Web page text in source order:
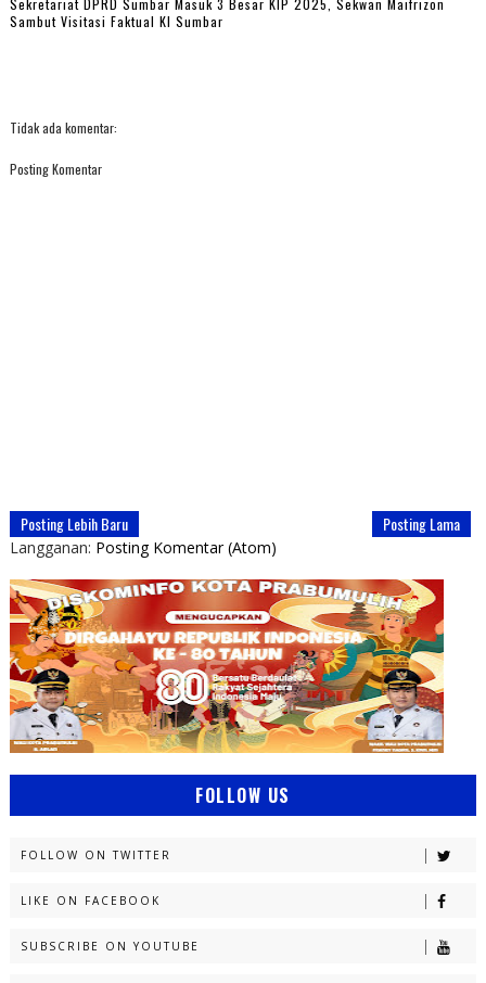
Sambut Visitasi Faktual KI Sumbar
Tidak ada komentar:
Posting Komentar
Posting Lebih Baru Posting Lama
Langganan: Posting Komentar (Atom)
FOLLOW US
FOLLOW ON TWITTER
LIKE ON FACEBOOK
SUBSCRIBE ON YOUTUBE